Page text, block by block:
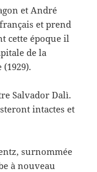
et André
et prend
cette époque il
de la
Salvador Dalì.
intactes et
surnommée
à nouveau